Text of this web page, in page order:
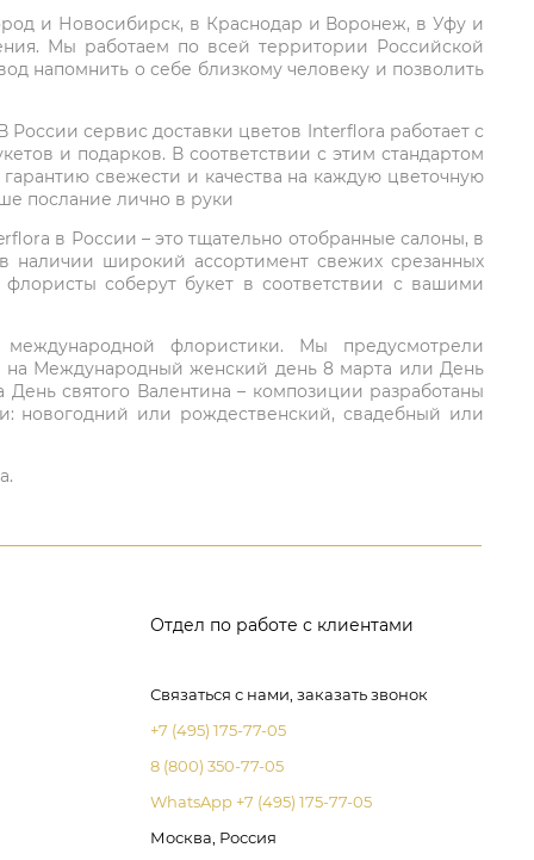
и Новосибирск, в Краснодар и Воронеж, в Уфу и
Мы работаем по всей территории Российской
напомнить о себе близкому человеку и позволить
сервис доставки цветов Interflora работает с
и подарков. В соответствии с этим стандартом
свежести и качества на каждую цветочную
послание лично в руки
в России – это тщательно отобранные салоны, в
наличии широкий ассортимент свежих срезанных
соберут букет в соответствии с вашими
флористики. Мы предусмотрели
на Международный женский день 8 марта или День
святого Валентина – композиции разработаны
новогодний или рождественский, свадебный или
Отдел по работе с клиентами
Связаться с нами, заказать звонок
+7 (495) 175-77-05
8 (800) 350-77-05
WhatsApp +7 (495) 175-77-05
Москва, Россия